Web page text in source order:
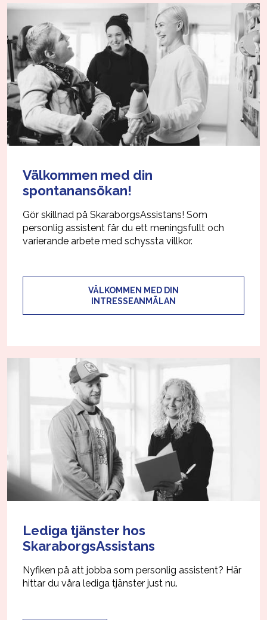
Välkommen med din
spontanansökan!
Gör skillnad på SkaraborgsAssistans! Som
personlig assistent får du ett meningsfullt och
varierande arbete med schyssta villkor.
VÄLKOMMEN MED DIN
INTRESSEANMÄLAN
Lediga tjänster hos
SkaraborgsAssistans
Nyfiken på att jobba som personlig assistent? Här
hittar du våra lediga tjänster just nu.